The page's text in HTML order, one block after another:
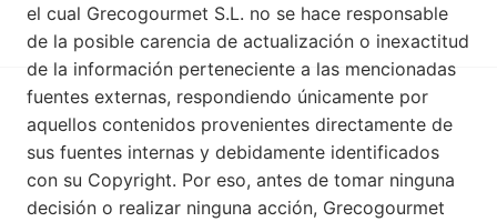
el cual Grecogourmet S.L. no se hace responsable
de la posible carencia de actualización o inexactitud
de la información perteneciente a las mencionadas
fuentes externas, respondiendo únicamente por
aquellos contenidos provenientes directamente de
sus fuentes internas y debidamente identificados
con su Copyright. Por eso, antes de tomar ninguna
decisión o realizar ninguna acción, Grecogourmet